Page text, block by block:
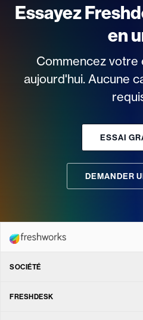
Essayez
en
Commencez votre
aujourd'hui. Aucune
ESSAI
DEMANDER
Freshdesk Omni
Freshdesk
SOCIÉTÉ
À propos
FRESHDESK